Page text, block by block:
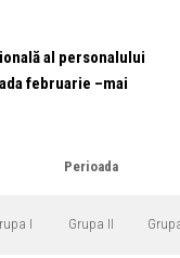
al personalului
februarie –mai
Perioada
I Grupa II